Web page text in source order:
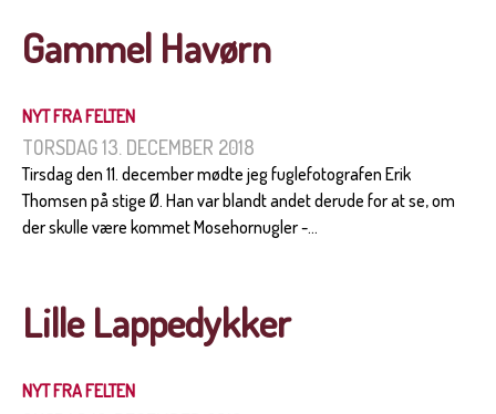
Gammel Havørn
NYT FRA FELTEN
TORSDAG 13. DECEMBER 2018
Tirsdag den 11. december mødte jeg fuglefotografen Erik
Thomsen på stige Ø. Han var blandt andet derude for at se, om
der skulle være kommet Mosehornugler -...
Lille Lappedykker
NYT FRA FELTEN